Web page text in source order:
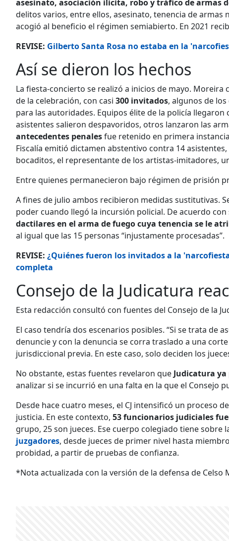
asesinato, asociación ilícita, robo y tráfico de armas
delitos varios, entre ellos, asesinato, tenencia de armas
acogió al beneficio el régimen semiabierto. En 2021
REVISE: Gilberto Santa Rosa no estaba en la
Así se dieron los hechos
La fiesta-concierto se realizó a inicios de mayo.
de la celebración, con casi 300 invitados, algunos de
para las autoridades. Equipos élite de la policía
asistentes salieron despavoridos, otros lanzaron las
antecedentes penalesfue retenido en primera
Fiscalía emitió dictamen abstentivo contra 14
bocaditos, el representante de los artistas-imitadores,
Entre quienes permanecieron bajo régimen de prisión
A fines de julio ambos recibieron medidas sustitutivas.
poder cuando llegó la incursión policial. De acuerdo con
dactilares en el arma de fuego cuya tenencia se le
al igual que las 15 personas “injustamente procesadas”.
REVISE: ¿Quiénes fueron los invitados a la
completa
Consejo de la Judicatura
Esta redacción consultó con fuentes del Consejo de la
El caso tendría dos escenarios posibles. “Si se trata de
denuncie y con la denuncia se corra traslado a una
jurisdiccional previa. En este caso, solo deciden los
No obstante, estas fuentes revelaron que Judicatura
analizar si se incurrió en una falta en la que el Consejo
Desde hace cuatro meses, el CJ intensificó un proceso
justicia. En este contexto, 53 funcionarios judiciales
grupo, 25 son jueces. Ese cuerpo colegiado tiene sobre
juzgadores, desde jueces de primer nivel hasta
probidad, a partir de pruebas de confianza.
*Nota actualizada con la versión de la defensa de Celso